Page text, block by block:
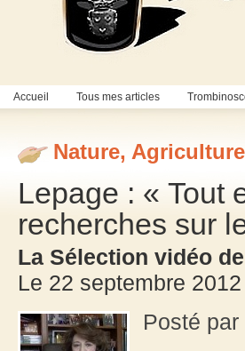
Accueil Tous mes articles
Nature,
Lepage : « Tout
recherches sur
La Sélection vidéo
Le 22 septembre 2012
Posté